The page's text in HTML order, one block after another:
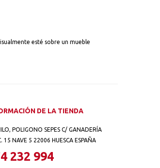
esté sobre un mueble
DE LA TIENDA
POLIGONO SEPES C/ GANADERÍA
15 NAVE 5 22006 HUESCA ESPAÑA
232 994